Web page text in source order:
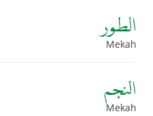
الطور
Mekah
النجم
Mekah